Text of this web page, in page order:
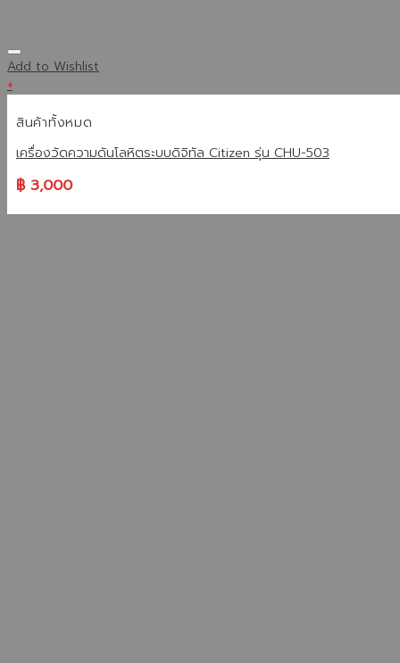
Add to Wishlist
+
สินค้าทั้งหมด
เครื่องวัดความดันโลหิตระบบดิจิทัล Citizen รุ่น CHU-503
฿3,000